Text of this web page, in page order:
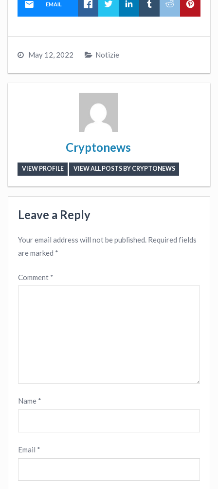
EMAIL
May 12, 2022 Notizie
Cryptonews
VIEW PROFILE VIEW ALL POSTS BY CRYPTONEWS
Leave a Reply
Your email address will not be published. Required fields
are marked *
Comment *
Name *
Email *